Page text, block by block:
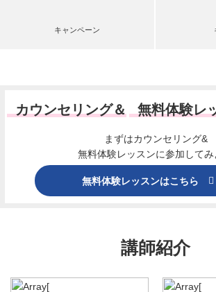
キャンペーン
カウンセリング＆ 無料体験レ
まずはカウンセリング&
無料体験レッスンに参加してみ
無料体験レッスンはこちら
講師紹介